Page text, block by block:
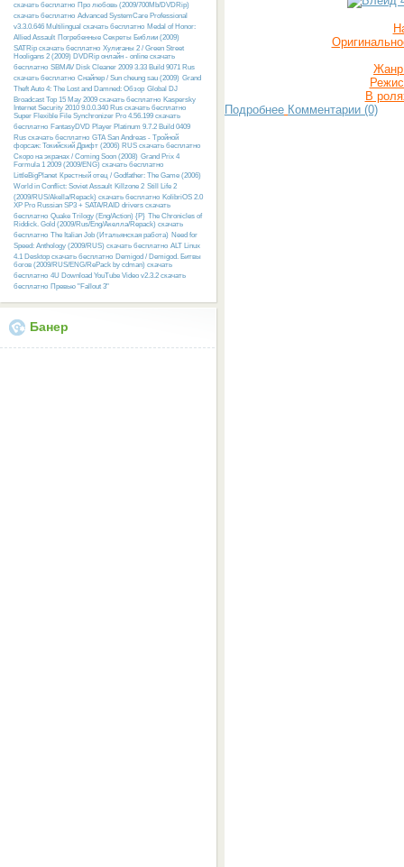
скачать бесплатно Про любовь (2009/700Mb/DVDRip)
скачать бесплатно Advanced SystemCare Professional
v3.3.0.646 Multilingual скачать бесплатно Medal of Honor:
Allied Assault Погребенные Секреты Библии (2009)
SATRip скачать бесплатно Хулиганы 2 / Green Street
Hooligans 2 (2009) DVDRip онлайн - online скачать
бесплатно SBMAV Disk Cleaner 2009 3.33 Build 9071 Rus
скачать бесплатно Снайпер / Sun cheung sau (2009) Grand
Theft Auto 4: The Lost and Damned: Обзор Global DJ
Broadcast Top 15 May 2009 скачать бесплатно Kaspersky
Internet Security 2010 9.0.0.340 Rus скачать бесплатно
Super Flexible File Synchronizer Pro 4.56.199 скачать
бесплатно FantasyDVD Player Platinum 9.7.2 Build 0409
Rus скачать бесплатно GTA San Andreas - Тройной
форсаж: Токийский Дрифт (2006) RUS скачать бесплатно
Скоро на экранах / Coming Soon (2008) Grand Prix 4
Formula 1 2009 (2009/ENG) скачать бесплатно
LittleBigPlanet Крестный отец / Godfather: The Game (2006)
World in Conflict: Soviet Assault Killzone 2 Still Life 2
(2009/RUS/Akella/Repack) скачать бесплатно KolibriOS 2.0
XP Pro Russian SP3 + SATA/RAID drivers скачать
бесплатно Quake Trilogy (Eng/Action) {P} The Chronicles of
Riddick. Gold (2009/Rus/Eng/Акелла/Repack) скачать
бесплатно The Italian Job (Итальянская работа) Need for
Speed: Anthology (2009/RUS) скачать бесплатно ALT Linux
4.1 Desktop скачать бесплатно Demigod / Demigod. Битвы
богов (2009/RUS/ENG/RePack by cdman) скачать
бесплатно 4U Download YouTube Video v2.3.2 скачать
бесплатно Превью "Fallout 3"
Банер
В
Подробнее Комментарии (0)